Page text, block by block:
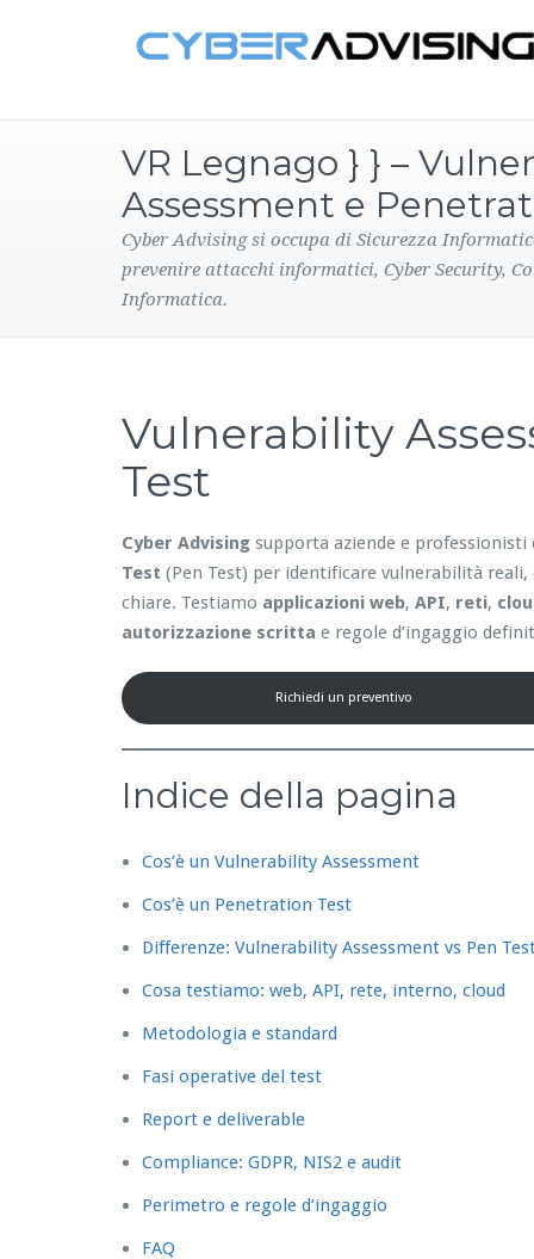
VR Legnago } } –
Assessment e
Cyber Advising si occupa di Sicurezza
prevenire attacchi informatici, Cyber Security,
Informatica.
Vulnerability
Test
Cyber Advising supporta aziende e
Test (Pen Test) per identificare vulnerabilità
chiare. Testiamo applicazioni web, API, reti,
autorizzazione scritta e regole d’ingaggio
Richiedi un preventivo
Indice della pagina
Cos’è un Vulnerability Assessment
Cos’è un Penetration Test
Differenze: Vulnerability Assessment vs Pen
Cosa testiamo: web, API, rete, interno, cloud
Metodologia e standard
Fasi operative del test
Report e deliverable
Compliance: GDPR, NIS2 e audit
Perimetro e regole d’ingaggio
FAQ